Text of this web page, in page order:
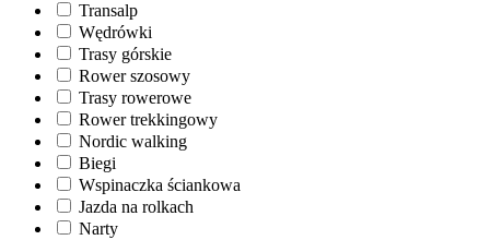
Transalp
Wędrówki
Trasy górskie
Rower szosowy
Trasy rowerowe
Rower trekkingowy
Nordic walking
Biegi
Wspinaczka ściankowa
Jazda na rolkach
Narty